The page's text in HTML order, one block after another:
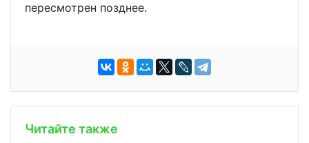
пересмотрен позднее.
Читайте также